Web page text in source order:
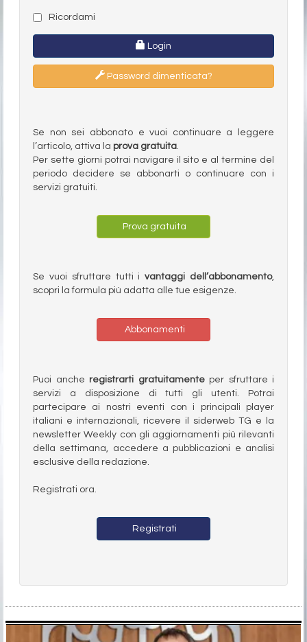
Ricordami
Login
Password dimenticata?
Se non sei abbonato e vuoi continuare a leggere
l’articolo, attiva la prova gratuita.
Per sette giorni potrai navigare il sito e al termine del
periodo decidere se abbonarti o continuare con i
servizi gratuiti.
Prova gratuita
Se vuoi sfruttare tutti ivantaggi dell’abbonamento,
scopri la formula più adatta alle tue esigenze.
Abbonamenti
Puoi anche registrarti gratuitamenteper sfruttare i
servizi a disposizione di tutti gli utenti. Potrai
partecipare ai nostri eventi con i principali player
italiani e internazionali, ricevere il siderweb TG e la
newsletter Weekly con gli aggiornamenti più rilevanti
della settimana, accedere a pubblicazioni e analisi
esclusive della redazione.
Registrati ora.
Registrati